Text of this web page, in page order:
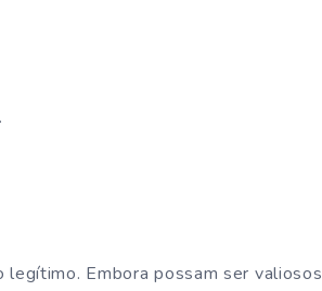
legítimo. Embora possam ser valiosos